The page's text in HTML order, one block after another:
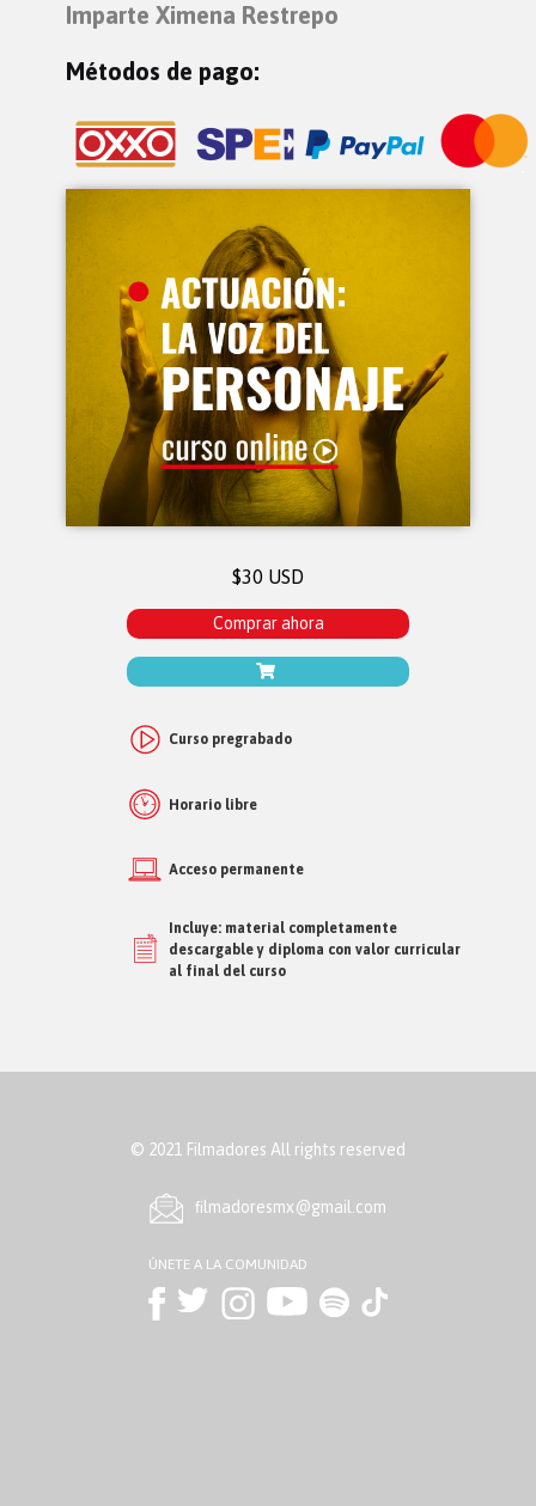
Imparte Ximena Restrepo
Métodos de pago:
$30 USD
Comprar ahora
Curso pregrabado
Horario libre
Acceso permanente
Incluye: material completamente
descargable y diploma con valor curricular
al final del curso
© 2021 Filmadores All rights reserved
ﬁlmadoresmx@gmail.com
ÚNETE A LA COMUNIDAD